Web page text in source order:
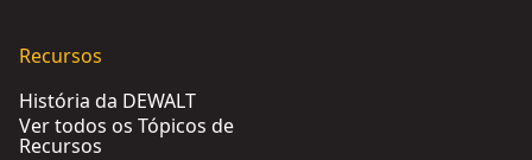
Recursos
História da DEWALT
Ver todos os Tópicos de
Recursos